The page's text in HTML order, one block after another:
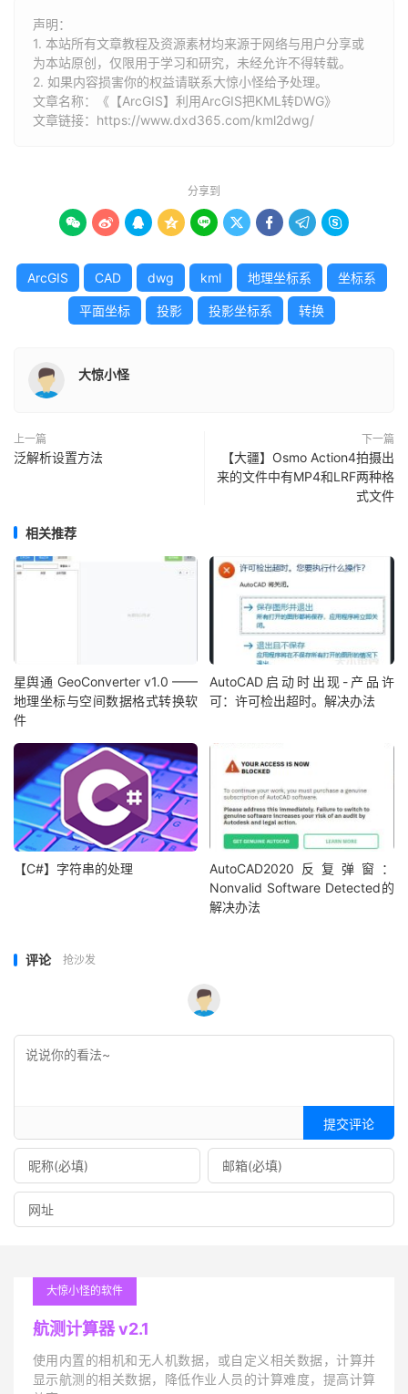
声明：
1. 本站所有文章教程及资源素材均来源于网络与用户分享或
为本站原创，仅限用于学习和研究，未经允许不得转载。
2. 如果内容损害你的权益请联系大惊小怪给予处理。
文章名称：《【ArcGIS】利用ArcGIS把KML转DWG》
文章链接： https://www.dxd365.com/kml2dwg/
分享到
        
ArcGIS CAD dwg kml 地理坐标系 坐标系
平面坐标 投影 投影坐标系 转换
大惊小怪
上一篇
泛解析设置方法
下一篇
【大疆】Osmo Action4拍摄出
来的文件中有MP4和LRF两种格
式文件
相关推荐
星舆通 GeoConverter v1.0 ——
地理坐标与空间数据格式转换软
件
AutoCAD启动时出现-产品许
可：许可检出超时。解决办法
【C#】字符串的处理
AutoCAD2020反复弹窗：
Nonvalid Software Detected的
解决办法
评论 抢沙发
提交评论
大惊小怪的软件
航测计算器 v2.1
使用内置的相机和无人机数据，或自定义相关数据，计算并
显示航测的相关数据，降低作业人员的计算难度，提高计算